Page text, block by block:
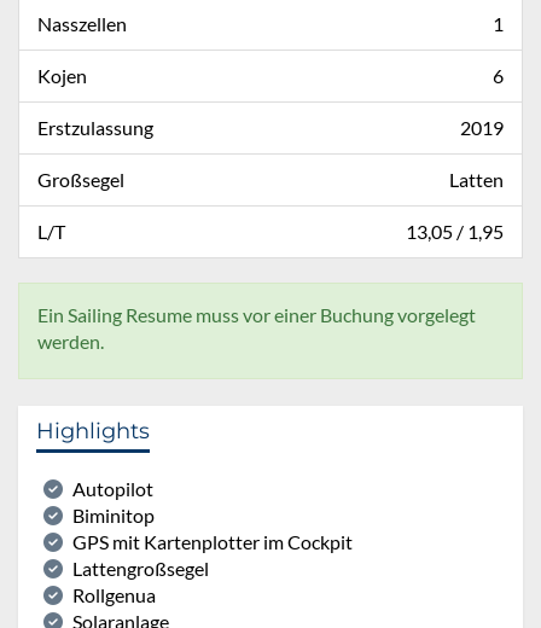
Nasszellen 1
Kojen 6
Erstzulassung 2019
Großsegel Latten
L/T 13,05 / 1,95
Ein Sailing Resume muss vor einer Buchung vorgelegt
werden.
Highlights
Autopilot
Biminitop
GPS mit Kartenplotter im Cockpit
Lattengroßsegel
Rollgenua
Solaranlage